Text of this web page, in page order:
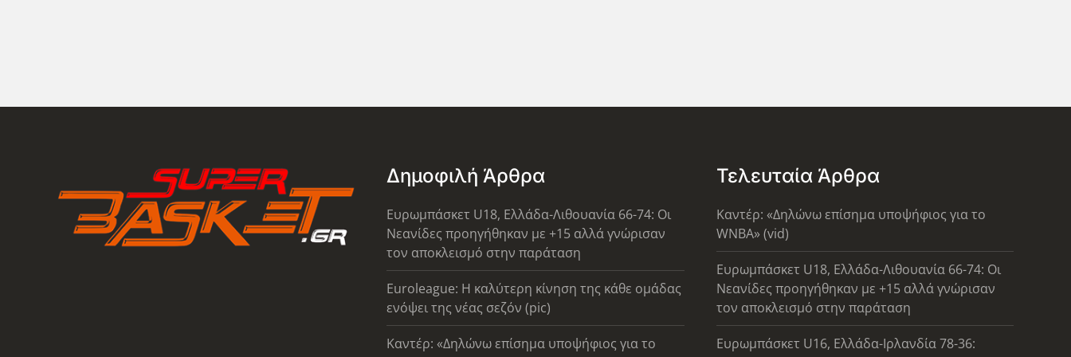
Δημοφιλή Άρθρα
Ευρωμπάσκετ U18, Ελλάδα-Λιθουανία 66-74: Οι
Νεανίδες προηγήθηκαν με +15 αλλά γνώρισαν
τον αποκλεισμό στην παράταση
Euroleague: Η καλύτερη κίνηση της κάθε ομάδας
ενόψει της νέας σεζόν (pic)
Καντέρ: «Δηλώνω επίσημα υποψήφιος για το
Τελευταία Άρθρα
Καντέρ: «Δηλώνω επίσημα υποψήφιος για το
WNBA» (vid)
Ευρωμπάσκετ U18, Ελλάδα-Λιθουανία 66-74: Οι
Νεανίδες προηγήθηκαν με +15 αλλά γνώρισαν
τον αποκλεισμό στην παράταση
Ευρωμπάσκετ U16, Ελλάδα-Ιρλανδία 78-36: